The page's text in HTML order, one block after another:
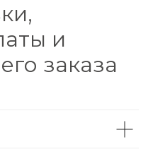
и
заказа